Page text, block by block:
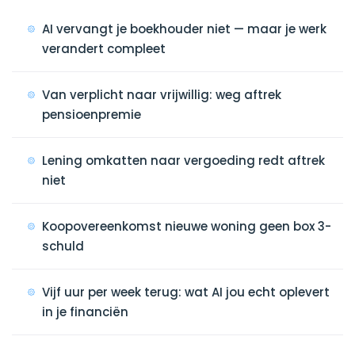
AI vervangt je boekhouder niet — maar je werk
verandert compleet
Van verplicht naar vrijwillig: weg aftrek
pensioenpremie
Lening omkatten naar vergoeding redt aftrek
niet
Koopovereenkomst nieuwe woning geen box 3-
schuld
Vijf uur per week terug: wat AI jou echt oplevert
in je financiën